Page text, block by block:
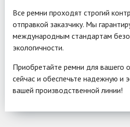
Все ремни проходят строгий
отправкой заказчику. Мы
международным стандартам
экологичности.
Приобретайте ремни для вашего
сейчас и обеспечьте надежную и
вашей производственной линии!